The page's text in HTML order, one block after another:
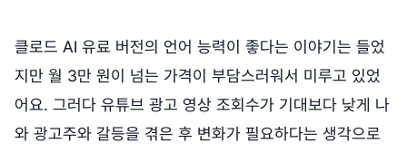
클로드 AI 유료 버전의 언어 능력이 좋다는 이야기는 들었
지만 월 3만 원이 넘는 가격이 부담스러워서 미루고 있었
어요. 그러다 유튜브 광고 영상 조회수가 기대보다 낮게 나
와 광고주와 갈등을 겪은 후 변화가 필요하다는 생각으로